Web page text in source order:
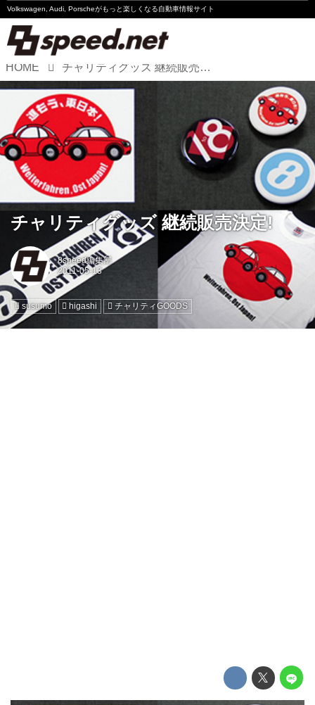
Volkswagen, Audi, Porscheがもっと楽しくなる自動車情報サイト
Volkswagen
Porsche
Essay
HOME チャリティグッズ 継続販売決定!
チャリティグッズ 継続販売決定!
8speed編集部
susumo higashi チャリティGOODS